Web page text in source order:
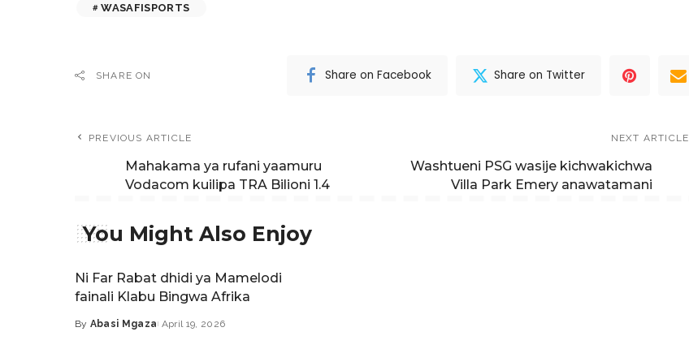
WASAFISPORTS
SHARE ON Share on Facebook Share on Twitter
PREVIOUS ARTICLE
Mahakama ya rufani yaamuru
Vodacom kuilipa TRA Bilioni 1.4
NEXT ARTICLE
Washtueni PSG wasije kichwakichwa
Villa Park Emery anawatamani
You Might Also Enjoy
Ni Far Rabat dhidi ya Mamelodi
fainali Klabu Bingwa Afrika
By Abasi Mgaza April 19, 2026